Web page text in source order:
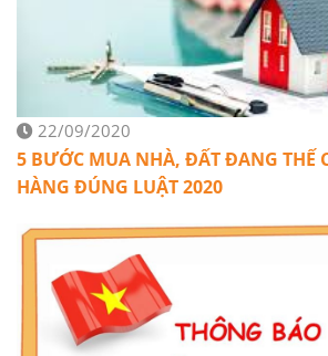
22/09/2020
5 BƯỚC MUA NHÀ, ĐẤT ĐANG THẾ
HÀNG ĐÚNG LUẬT 2020